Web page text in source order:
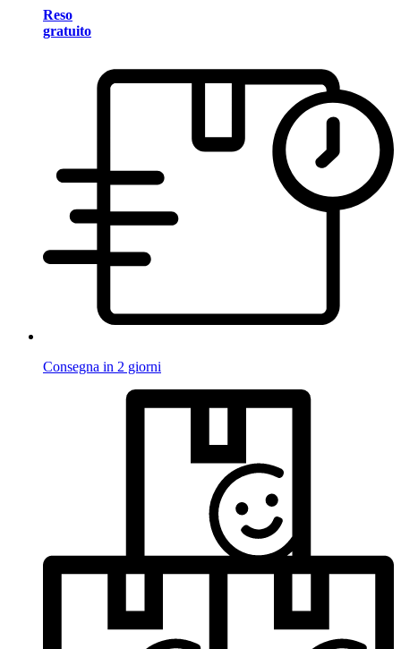
Reso
gratuito
Consegna in 2 giorni